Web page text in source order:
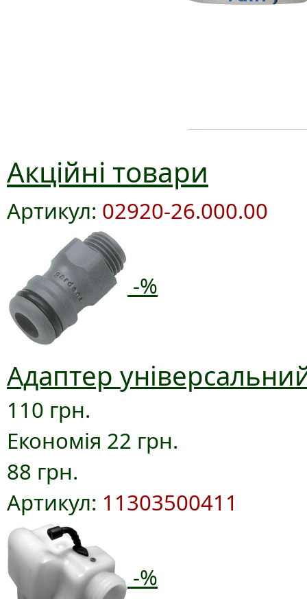
Акційні товари
Артикул: 02920-26.000.00
-%
Адаптер
110 грн.
Економія 22 грн.
88 грн.
Артикул: 11303500411
-%